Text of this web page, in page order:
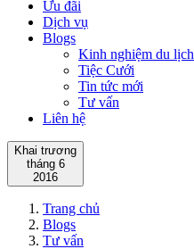
Ưu đãi
Dịch vụ
Blogs
Kinh nghiệm du lịch
Tiệc Cưới
Tin tức mới
Tư vấn
Liên hệ
Khai trương
tháng 6
2016
Trang chủ
Blogs
Tư vấn